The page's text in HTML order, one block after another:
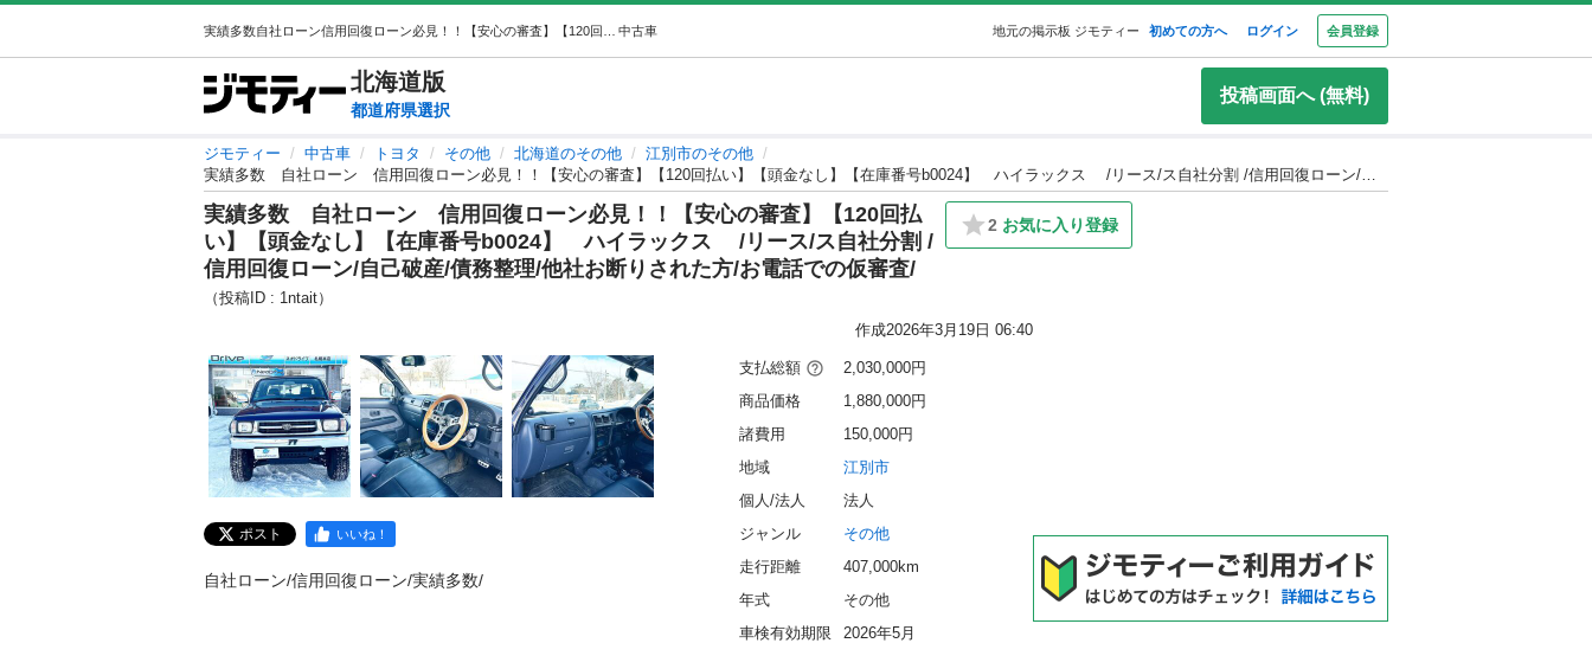
中古車 地元の掲示板 ジモティー 初めての方へ ログイン 会員登録
北海道版
都道府県選択
投稿画面へ (無料)
ジモティー 中古車 トヨタ その他 北海道のその他
江別市のその他
実績多数 自社ローン 信用回復ローン必見！！【安心の審査】【120回払い】【頭金なし】【在庫番号b0024】 ハイラックス /リース/ス自社分割 /信用回復ローン/自己破産/債務整理/他社お断りされた方/お電話での仮審査/
実績多数 自社ローン 信用回復ローン必見！！【安心の審査】【120回払
い】【頭金なし】【在庫番号b0024】 ハイラックス /リース/ス自社分割 /
信用回復ローン/自己破産/債務整理/他社お断りされた方/お電話での仮審査/
（投稿ID : 1ntait）
2 お気に入り登録
作成2026年3月19日 06:40
ポスト いいね！
自社ローン/信用回復ローン/実績多数/
支払総額
2,030,000円
商品価格
1,880,000円
諸費用
150,000円
地域
江別市
個人/法人
法人
ジャンル
その他
走行距離
407,000km
年式
その他
車検有効期限
2026年5月